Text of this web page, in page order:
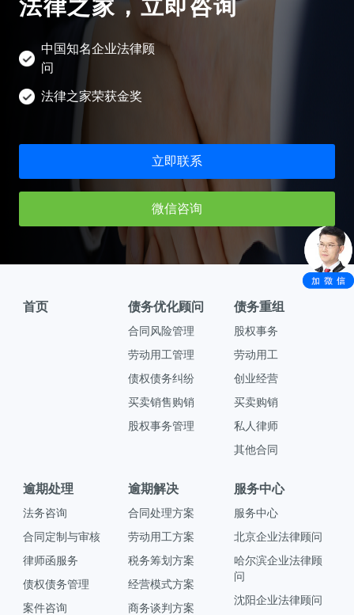
贵阳企业法律顾问
法律之家，立即咨询
中国知名企业法律顾
问
法律之家荣获金奖
立即联系
微信咨询
首页 债务优化顾问
合同风险管理
劳动用工管理
债权债务纠纷
买卖销售购销
股权事务管理
债务重组
股权事务
劳动用工
创业经营
买卖购销
私人律师
其他合同
逾期处理
法务咨询
合同定制与审核
律师函服务
债权债务管理
案件咨询
逾期解决
合同处理方案
劳动用工方案
税务筹划方案
经营模式方案
商务谈判方案
服务中心
服务中心
北京企业法律顾问
哈尔滨企业法律顾
问
沈阳企业法律顾问